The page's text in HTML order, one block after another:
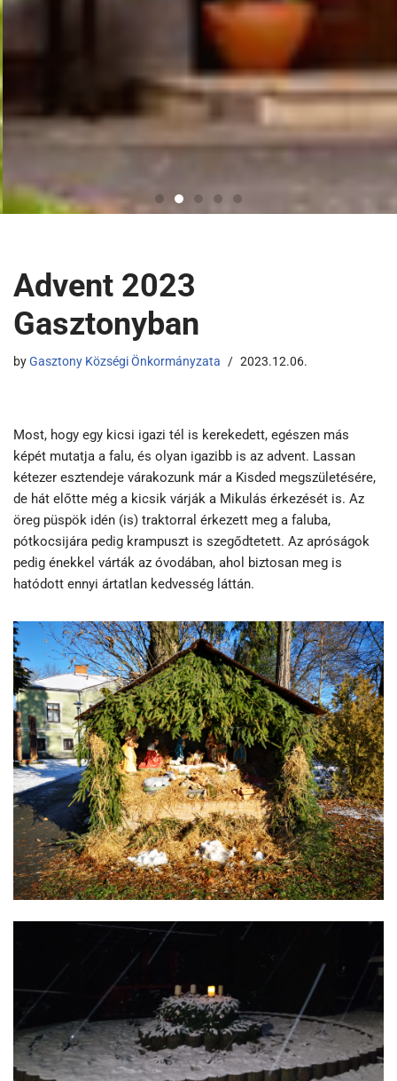
Advent 2023
Gasztonyban
byGasztony Községi Önkormányzata 2023.12.06.
Most, hogy egy kicsi igazi tél is kerekedett, egészen más
képét mutatja a falu, és olyan igazibb is az advent. Lassan
kétezer esztendeje várakozunk már a Kisded megszületésére,
de hát előtte még a kicsik várják a Mikulás érkezését is. Az
öreg püspök idén (is) traktorral érkezett meg a faluba,
pótkocsijára pedig krampuszt is szegődtetett. Az apróságok
pedig énekkel várták az óvodában, ahol biztosan meg is
hatódott ennyi ártatlan kedvesség láttán.